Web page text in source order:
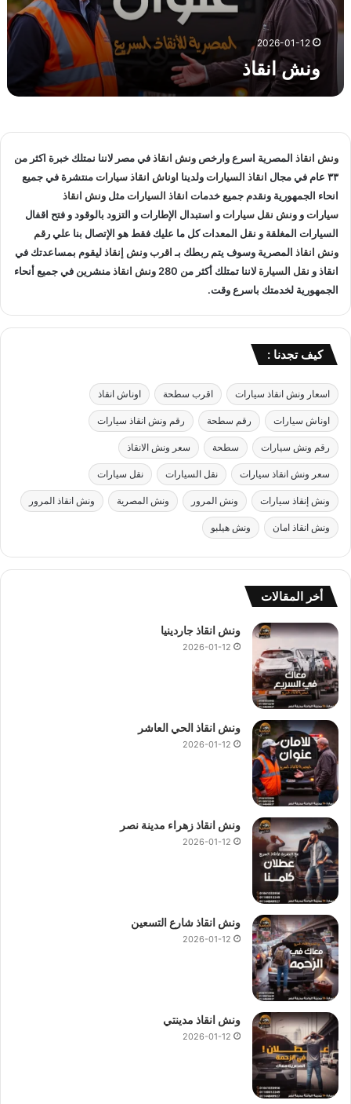
2026-01-12
ونش انقاذ
ونش انقاذ المصرية اسرع وارخص ونش انقاذفي مصر لاننا نمتلك خبرة اكثر من
٣٣ عام في مجال
انقاذ السياراتولدينا اوناش انقاذ سياراتمنتشرة في جميع
انحاء الجمهورية ونقدم جميع خدمات انقاذ السياراتمثل ونش انقاذ
سياراتو ونش نقل سياراتو استبدال الإطارات و التزود بالوقود و فتح اقفال
السيارات المغلقة و نقل المعدات كل ما عليك فقط هو الإتصال بنا عليرقم
ونش انقاذ المصرية وسوف يتم ربطك بـ اقرب ونش إنقاذليقوم بمساعدتك في
انقاذ و نقل السيارة لاننا تمتلك أكثر من 280 ونش انقاذمنشرين في جميع أنحاء
الجمهورية لخدمتك باسرع وقت.
كيف تجدنا :
اسعار ونش انقاذ سيارات اقرب سطحة اوناش انقاذ
اوناش سيارات رقم سطحة رقم ونش انقاذ سيارات
رقم ونش سيارات سطحة سعر ونش الانقاذ
سعر ونش انقاذ سيارات نقل السيارات نقل سيارات
ونش إنقاذ سيارات ونش المرور ونش المصرية ونش انقاذ المرور
ونش انقاذ امان ونش هيلبو
أخر المقالات
ونش انقاذ جاردينيا
2026-01-12
ونش انقاذ الحي العاشر
2026-01-12
ونش انقاذ زهراء مدينة نصر
2026-01-12
ونش انقاذ شارع التسعين
2026-01-12
ونش انقاذ مدينتي
2026-01-12